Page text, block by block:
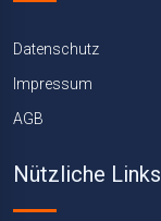
Datenschutz
Impressum
AGB
Nützliche Links